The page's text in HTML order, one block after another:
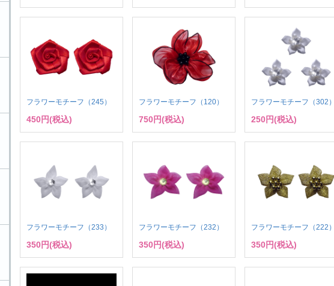
フラワーモチーフ（245）
450円(税込)
フラワーモチーフ（120）
750円(税込)
フラワーモチーフ（302）
250円(税込)
フラワーモチーフ（233）
350円(税込)
フラワーモチーフ（232）
350円(税込)
フラワーモチーフ（222）
350円(税込)